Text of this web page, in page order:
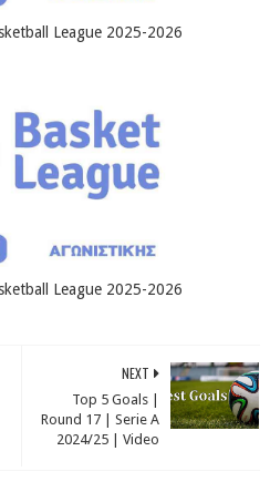
League 2025-2026
League 2025-2026
NEXT
Top 5 Goals |
Round 17 | Serie A
2024/25 | Video